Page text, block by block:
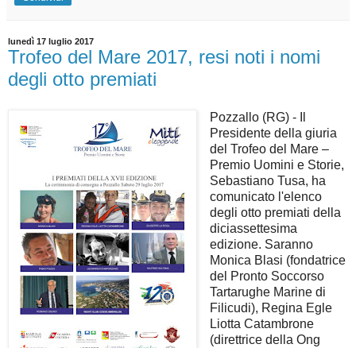
lunedì 17 luglio 2017
Trofeo del Mare 2017, resi noti i nomi
degli otto premiati
Pozzallo (RG) - Il
Presidente della giuria
del Trofeo del Mare –
Premio Uomini e Storie,
Sebastiano Tusa, ha
comunicato l'elenco
degli otto premiati della
diciassettesima
edizione. Saranno
Monica Blasi (fondatrice
del Pronto Soccorso
Tartarughe Marine di
Filicudi), Regina Egle
Liotta Catambrone
(direttrice della Ong